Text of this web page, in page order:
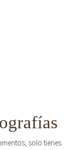
solo tienes